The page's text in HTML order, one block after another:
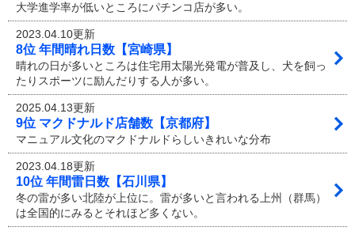
大学進学率が低いところにパチンコ店が多い。
2023.04.10更新
8位 年間晴れ日数【宮崎県】
晴れの日が多いところは住宅用太陽光発電が普及し、犬を飼っ
たりスポーツに励んだりする人が多い。
2025.04.13更新
9位 マクドナルド店舗数【京都府】
マニュアル文化のマクドナルドらしいきれいな分布
2023.04.18更新
10位 年間雷日数【石川県】
冬の雷が多い北陸が上位に。雷が多いと言われる上州（群馬）
は全国的にみるとそれほど多くない。